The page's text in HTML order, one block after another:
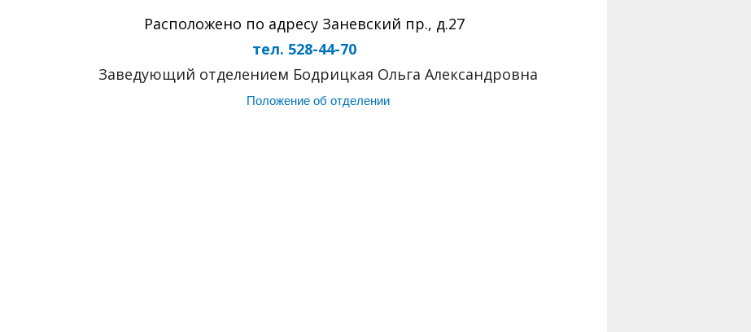
Расположено по адресу Заневский пр., д.27
тел. 528-44-70
Заведующий отделением Бодрицкая Ольга Александровна
Положение об отделении